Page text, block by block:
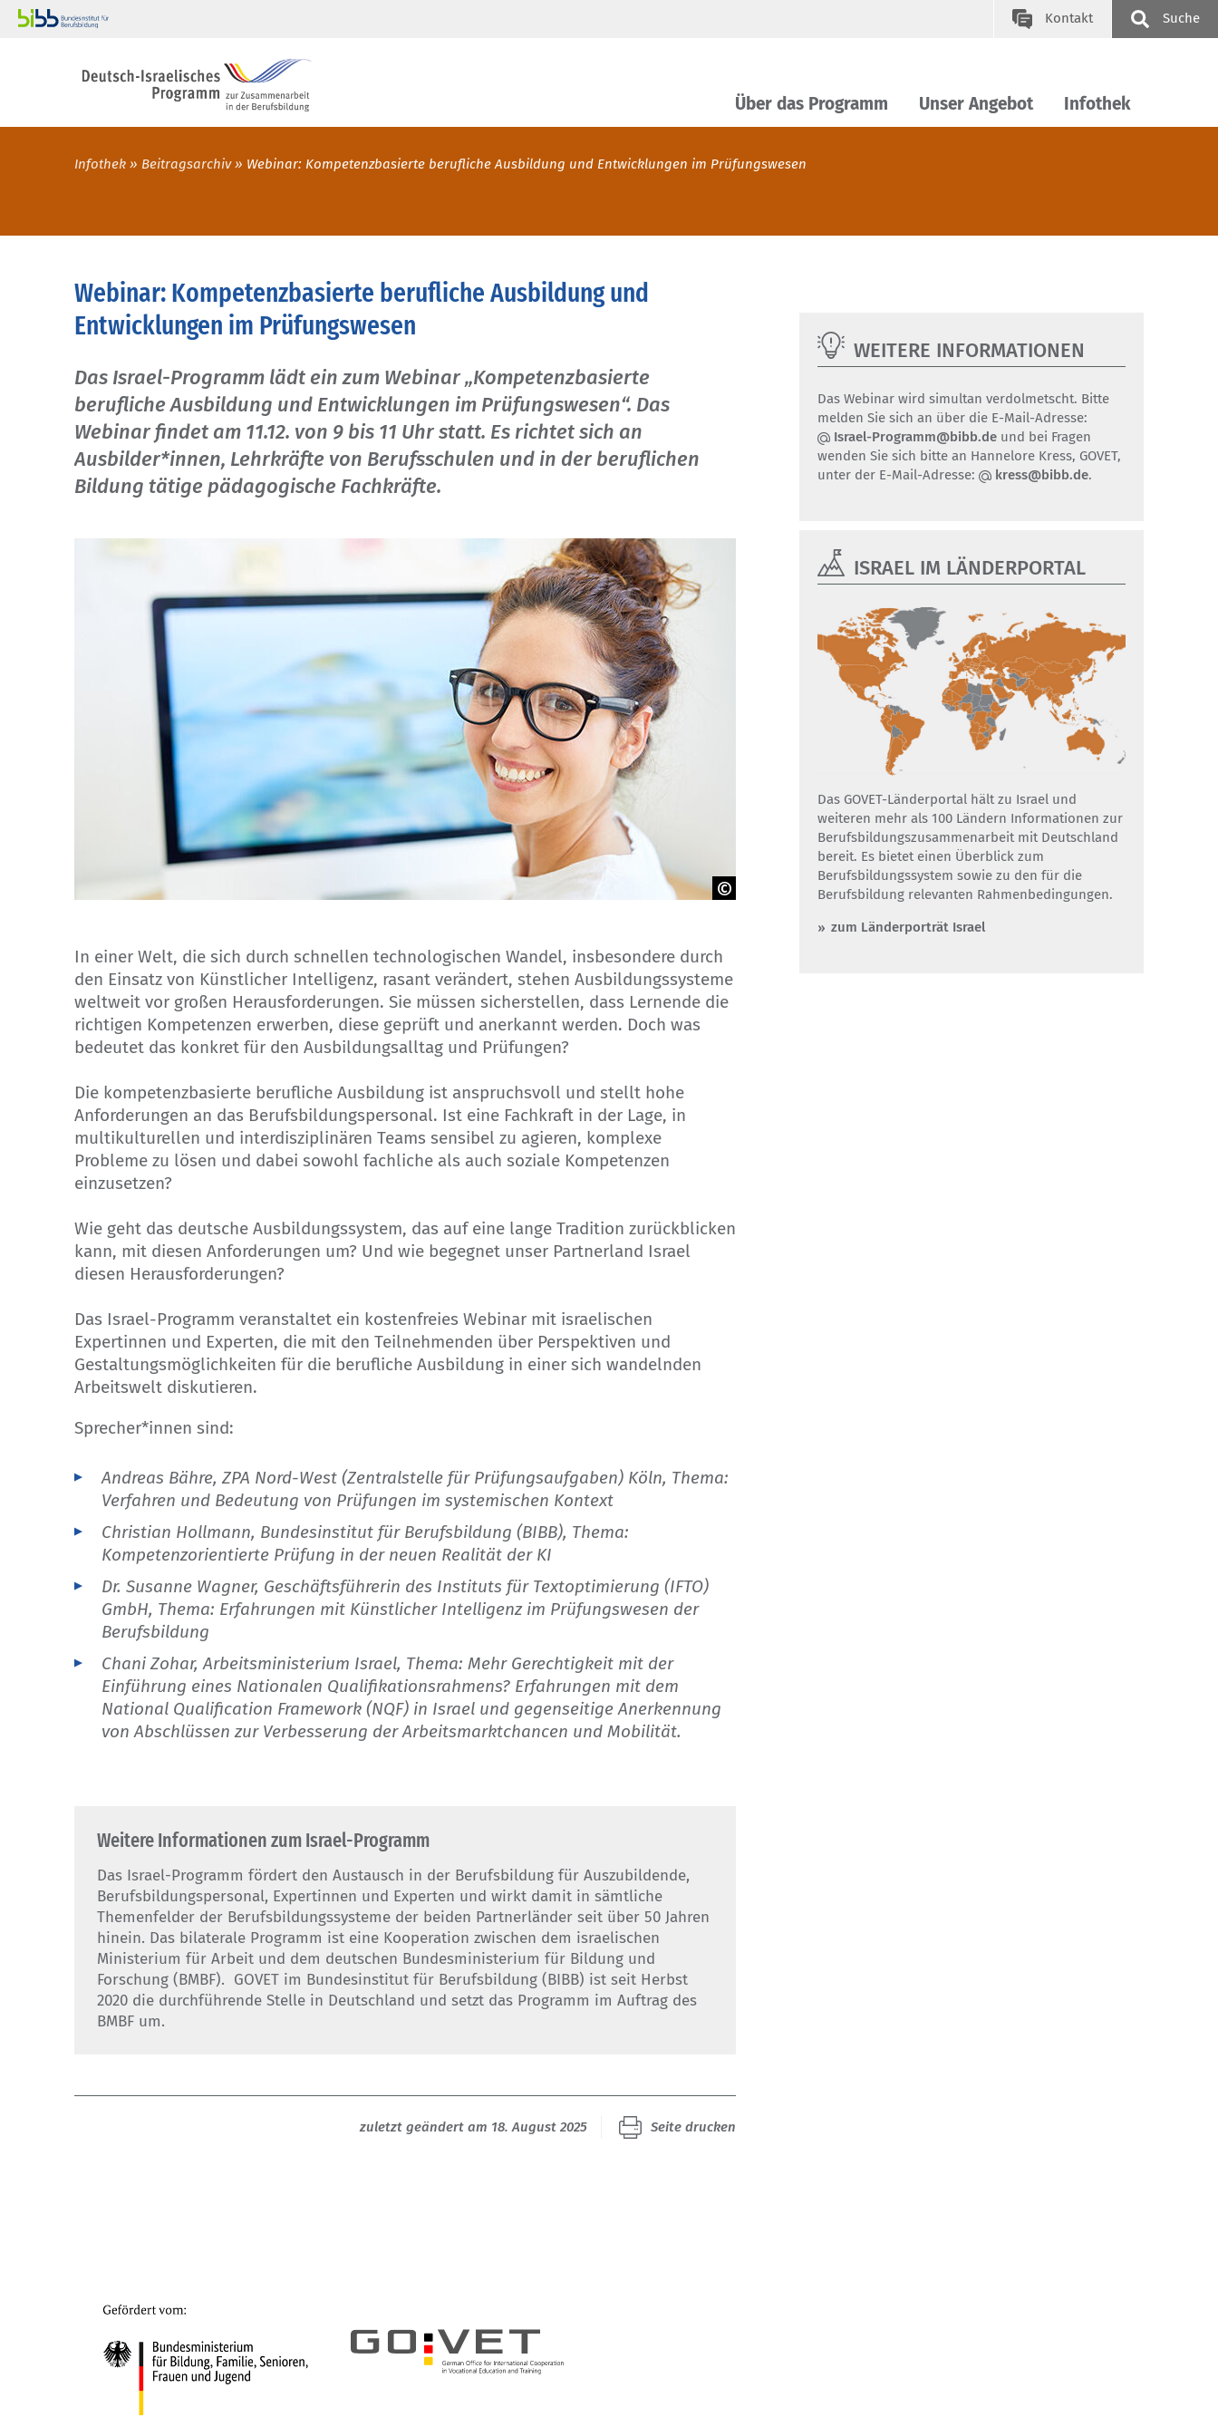
Kontakt Suche
Über das Programm Unser Angebot Infothek
Infothek Beitragsarchiv Webinar: Kompetenzbasierte berufliche Ausbildung und Entwicklungen im Prüfungswesen
Webinar: Kompetenzbasierte berufliche Ausbildung und
Entwicklungen im Prüfungswesen
Das Israel-Programm lädt ein zum Webinar „Kompetenzbasierte
berufliche Ausbildung und Entwicklungen im Prüfungswesen“. Das
Webinar findet am 11.12. von 9 bis 11 Uhr statt. Es richtet sich an
Ausbilder*innen, Lehrkräfte von Berufsschulen und in der beruflichen
Bildung tätige pädagogische Fachkräfte.
In einer Welt, die sich durch schnellen technologischen Wandel, insbesondere durch
den Einsatz von Künstlicher Intelligenz, rasant verändert, stehen Ausbildungssysteme
weltweit vor großen Herausforderungen. Sie müssen sicherstellen, dass Lernende die
richtigen Kompetenzen erwerben, diese geprüft und anerkannt werden. Doch was
bedeutet das konkret für den Ausbildungsalltag und Prüfungen?
Die kompetenzbasierte berufliche Ausbildung ist anspruchsvoll und stellt hohe
Anforderungen an das Berufsbildungspersonal. Ist eine Fachkraft in der Lage, in
multikulturellen und interdisziplinären Teams sensibel zu agieren, komplexe
Probleme zu lösen und dabei sowohl fachliche als auch soziale Kompetenzen
einzusetzen?
Wie geht das deutsche Ausbildungssystem, das auf eine lange Tradition zurückblicken
kann, mit diesen Anforderungen um? Und wie begegnet unser Partnerland Israel
diesen Herausforderungen?
Das Israel-Programm veranstaltet ein kostenfreies Webinar mit israelischen
Expertinnen und Experten, die mit den Teilnehmenden über Perspektiven und
Gestaltungsmöglichkeiten für die berufliche Ausbildung in einer sich wandelnden
Arbeitswelt diskutieren.
Sprecher*innen sind:
Andreas Bähre, ZPA Nord-West (Zentralstelle für Prüfungsaufgaben) Köln, Thema:
Verfahren und Bedeutung von Prüfungen im systemischen Kontext
Christian Hollmann, Bundesinstitut für Berufsbildung (BIBB), Thema:
Kompetenzorientierte Prüfung in der neuen Realität der KI
Dr. Susanne Wagner, Geschäftsführerin des Instituts für Textoptimierung (IFTO)
GmbH, Thema: Erfahrungen mit Künstlicher Intelligenz im Prüfungswesen der
Berufsbildung
Chani Zohar, Arbeitsministerium Israel, Thema: Mehr Gerechtigkeit mit der
Einführung eines Nationalen Qualifikationsrahmens? Erfahrungen mit dem
National Qualification Framework (NQF) in Israel und gegenseitige Anerkennung
von Abschlüssen zur Verbesserung der Arbeitsmarktchancen und Mobilität.
Weitere Informationen zum Israel-Programm
Das Israel-Programm fördert den Austausch in der Berufsbildung für Auszubildende,
Berufsbildungspersonal, Expertinnen und Experten und wirkt damit in sämtliche
Themenfelder der Berufsbildungssysteme der beiden Partnerländer seit über 50 Jahren
hinein. Das bilaterale Programm ist eine Kooperation zwischen dem israelischen
Ministerium für Arbeit und dem deutschen Bundesministerium für Bildung und
Forschung (BMBF). GOVET im Bundesinstitut für Berufsbildung (BIBB) ist seit Herbst
2020 die durchführende Stelle in Deutschland und setzt das Programm im Auftrag des
BMBF um.
WEITERE INFORMATIONEN
Das Webinar wird simultan verdolmetscht. Bitte
melden Sie sich an über die E-Mail-Adresse:
Israel-Programm@bibb.de und bei Fragen
wenden Sie sich bitte an Hannelore Kress, GOVET,
unter der E-Mail-Adresse:
kress@bibb.de.
ISRAEL IM LÄNDERPORTAL
Das GOVET-Länderportal hält zu Israel und
weiteren mehr als 100 Ländern Informationen zur
Berufsbildungszusammenarbeit mit Deutschland
bereit. Es bietet einen Überblick zum
Berufsbildungssystem sowie zu den für die
Berufsbildung relevanten Rahmenbedingungen.
zum Länderporträt Israel
zuletzt geändert am 18. August 2025 Seite drucken